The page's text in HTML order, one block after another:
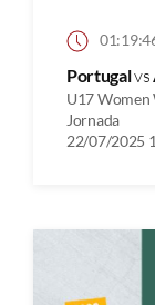
Portugalvs
U17 Women
Jornada
22/07/2025